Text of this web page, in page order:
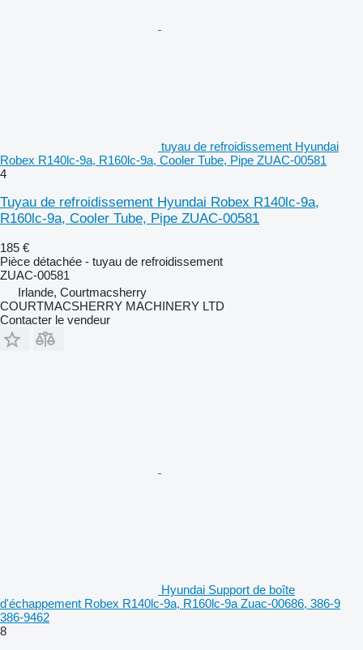
tuyau de refroidissement Hyundai
Robex R140lc-9a, R160lc-9a, Cooler Tube, Pipe ZUAC-00581
4
Tuyau de refroidissement Hyundai Robex R140lc-9a,
R160lc-9a, Cooler Tube, Pipe ZUAC-00581
185 €
Pièce détachée - tuyau de refroidissement
ZUAC-00581
Irlande, Courtmacsherry
COURTMACSHERRY MACHINERY LTD
Contacter le vendeur
Hyundai Support de boîte
d'échappement Robex R140lc-9a, R160lc-9a Zuac-00686, 386-9
386-9462
8